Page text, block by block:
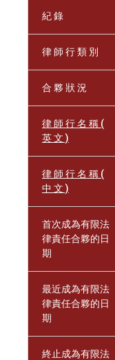
紀 錄
律 師 行 類 別
合 夥 狀 況
律 師 行 名 稱 (
英 文 )
律 師 行 名 稱 (
中 文 )
首次成為有限法
律責任合夥的日
期
最近成為有限法
律責任合夥的日
期
終止成為有限法